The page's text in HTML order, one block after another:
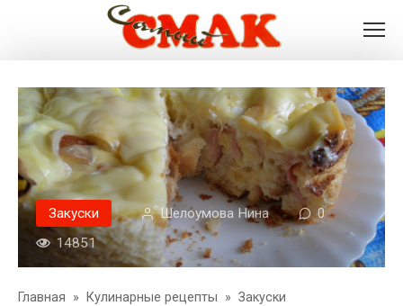
Закуски Шелоумова Нина
0
14851
Главная » Кулинарные рецепты » Закуски